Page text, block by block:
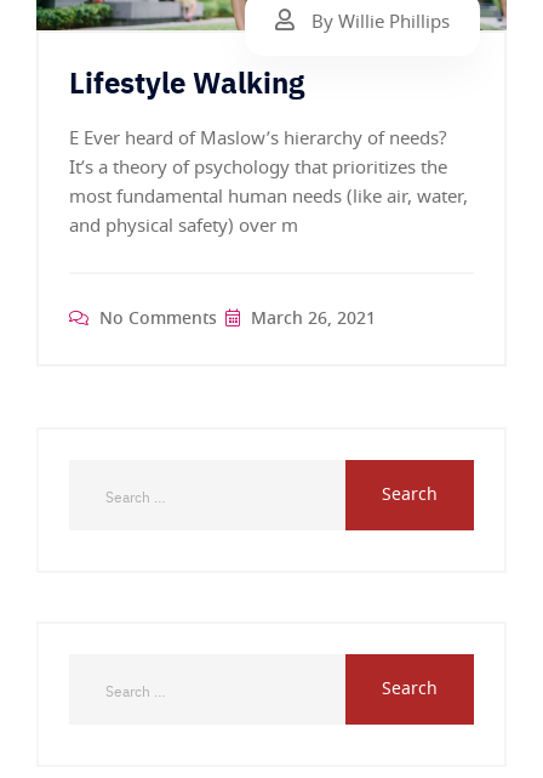
By Willie Phillips
Lifestyle Walking
E Ever heard of Maslow’s hierarchy of needs?
It’s a theory of psychology that prioritizes the
most fundamental human needs (like air, water,
and physical safety) over m
No Comments March 26, 2021